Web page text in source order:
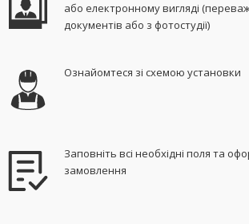
або електронному вигляді
документів або з фотостудії)
Ознайомтеся зі схемою установки
Заповніть всі необхідні поля та
замовлення